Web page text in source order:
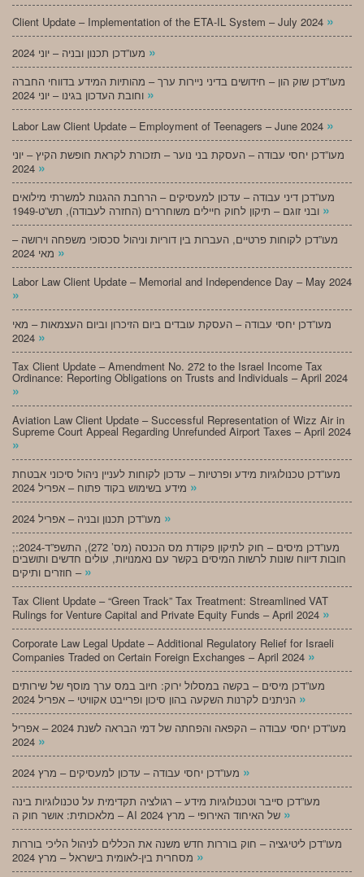
Client Update – Implementation of the ETA-IL System – July 2024 »
»
מעו”דכן שוק הון – חידושים בדיני ניירות ערך – מהותיות המידע בדווחי החברה
»
Labor Law Client Update – Employment of Teenagers – June 2024 »
מעו”דכן יחסי עבודה – העסקת בני נוער – תזכורת לקראת חופשת הקיץ – יוני
»
מעו”דכן דיני עבודה – עדכון למעסיקים – הרחבת ההגנות למשרתי מילואים
»
מעו”דכן לקוחות פרטיים, העברות בין דוריות וניהול סכסוכי משפחה וירושה –
»
Labor Law Client Update – Memorial and Independence Day – May 2024
»
מעו”דכן יחסי עבודה – העסקת עובדים ביום הזיכרון וביום העצמאות – מאי
»
Tax Client Update – Amendment No. 272 to the Israel Income Tax
Ordinance: Reporting Obligations on Trusts and Individuals – April 2024
»
Aviation Law Client Update – Successful Representation of Wizz Air in
Supreme Court Appeal Regarding Unrefunded Airport Taxes – April 2024
»
מעו”דכן טכנולוגיות מידע ופרטיות – עדכון לקוחות לעניין ניהול סיכוני אבטחת
»
»
;מעו”דכן מיסים – חוק לתיקון פקודת מס הכנסה (מס’ 272), התשפ”ד-2024:
חובות דיווח שונות לרשות המיסים בקשר עם נאמנויות, עולים חדשים ותושבים
חוזרים ותיקים – »
Tax Client Update – “Green Track” Tax Treatment: Streamlined VAT
Rulings for Venture Capital and Private Equity Funds – April 2024 »
Corporate Law Legal Update – Additional Regulatory Relief for Israeli
Companies Traded on Certain Foreign Exchanges – April 2024 »
מעו”דכן מיסים – בקשה במסלול ירוק: חיוב במס ערך מוסף של שירותים
»
מעו”דכן יחסי עבודה – הקפאה והפחתה של דמי הבראה לשנת 2024 – אפריל
»
»
מעו”דכן סייבר וטכנולוגיות מידע – רגולציה תקדימית על טכנולוגיות בינה
»
מעו”דכן ליטיגציה – חוק בוררות חדש משנה את הכללים לניהול הליכי בוררות
»